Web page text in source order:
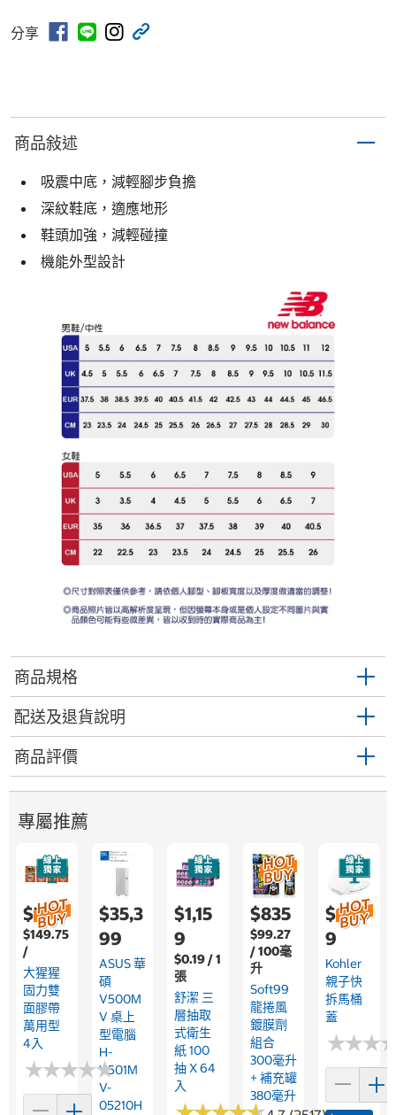
分享
商品敍述
吸震中底，減輕腳步負擔
深紋鞋底，適應地形
鞋頭加強，減輕碰撞
機能外型設計
商品規格
配送及退貨說明
商品評價
專屬推薦
$769
$149.75
/
大猩猩
固力雙
面膠帶
萬用型
4入
★★★★★
★★★★★
$35,3
99
ASUS 華
碩
V500M
V 桌上
型電腦
H-
V501M
V-
05210H
$1,15
9
$0.19 / 1
張
舒潔 三
層抽取
式衛生
紙 100
抽 X 64
入
$835
$99.27
/ 100毫
升
Soft99
龍捲風
鍍膜劑
組合
300毫升
+ 補充罐
380毫升
$1,99
9
Kohler
親子快
拆馬桶
蓋
★★★
★★★